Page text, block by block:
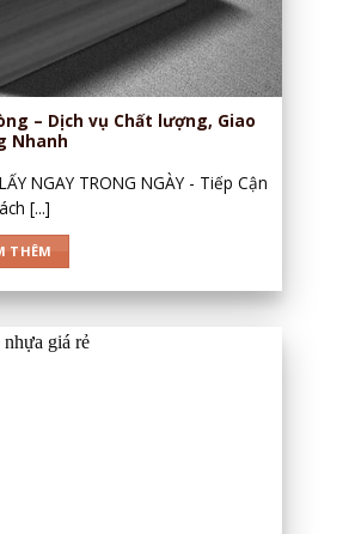
– Dịch vụ Chất lượng, Giao
Nhanh
NGAY TRONG NGÀY - Tiếp Cận
[...]
THÊM